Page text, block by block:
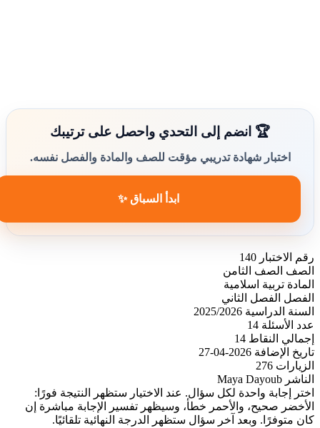
🏆 انضم إلى التحدي واحصل على ترتيبك
اختبار شهادة تدريبي مؤقت للصف والمادة والفصل نفسه.
ابدأ السباق ✨
رقم الاختبار 140
الصف
الصف الثامن
المادة تربية اسلامية
الفصل
الفصل الثاني
السنة الدراسية 2025/2026
عدد الأسئلة 14
إجمالي النقاط 14
تاريخ الإضافة 2026-04-27
الزيارات 276
الناشر Maya Dayoub
اختر إجابة واحدة لكل سؤال. عند الاختيار ستظهر النتيجة فورًا:
الأخضر صحيح، والأحمر خطأ، وسيظهر تفسير الإجابة مباشرة إن
كان متوفرًا. وبعد آخر سؤال ستظهر الدرجة النهائية تلقائيًا.